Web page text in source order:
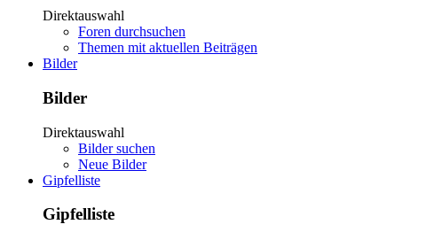
Direktauswahl
Foren durchsuchen
Themen mit aktuellen Beiträgen
Bilder
Bilder
Direktauswahl
Bilder suchen
Neue Bilder
Gipfelliste
Gipfelliste